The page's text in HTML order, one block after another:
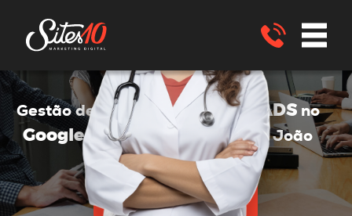
Gestão de anúncios no Google ADS no
Google ADSpara MédicosSão João
Nepomuceno - MG
ENVIE UM WHATSAPP